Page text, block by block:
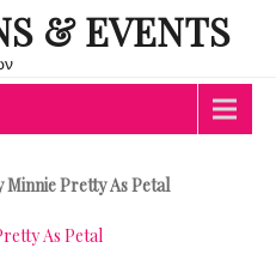
& EVENTS
Minnie Pretty As Petal